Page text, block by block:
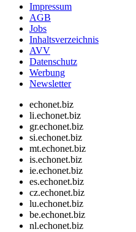
Impressum
AGB
Jobs
Inhaltsverzeichnis
AVV
Datenschutz
Werbung
Newsletter
echonet.biz
li.echonet.biz
gr.echonet.biz
si.echonet.biz
mt.echonet.biz
is.echonet.biz
ie.echonet.biz
es.echonet.biz
cz.echonet.biz
lu.echonet.biz
be.echonet.biz
nl.echonet.biz